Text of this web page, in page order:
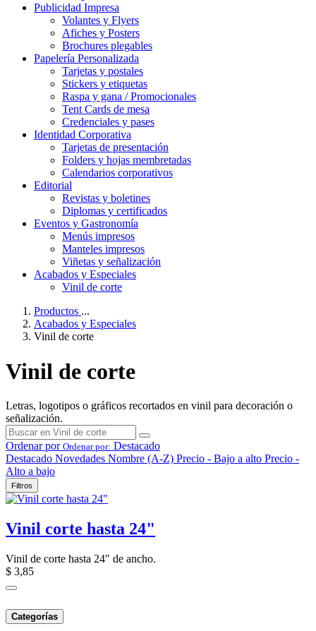
Publicidad Impresa
Volantes y Flyers
Afiches y Posters
Brochures plegables
Papelería Personalizada
Tarjetas y postales
Stickers y etiquetas
Raspa y gana / Promocionales
Tent Cards de mesa
Credenciales y pases
Identidad Corporativa
Tarjetas de presentación
Folders y hojas membretadas
Calendarios corporativos
Editorial
Revistas y boletines
Diplomas y certificados
Eventos y Gastronomía
Menús impresos
Manteles impresos
Viñetas y señalización
Acabados y Especiales
Vinil de corte
Productos ...
Acabados y Especiales
Vinil de corte
Vinil de corte
Letras, logotipos o gráficos recortados en vinil para decoración o
señalización.
Ordenar por Ordenar por: Destacado
Destacado Novedades Nombre (A-Z) Precio - Bajo a alto Precio -
Alto a bajo
Filtros
Vinil corte hasta 24"
Vinil de corte hasta 24″ de ancho.
$ 3,85
Categorías